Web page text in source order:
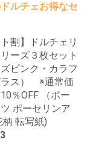
ルチェお得なセ
ト割】ドルチェリ
ーズ３枚セット
ズピンク・カラフ
ラス） ※通常価
％OFF （ポー
ポーセリンア
柄 転写紙)